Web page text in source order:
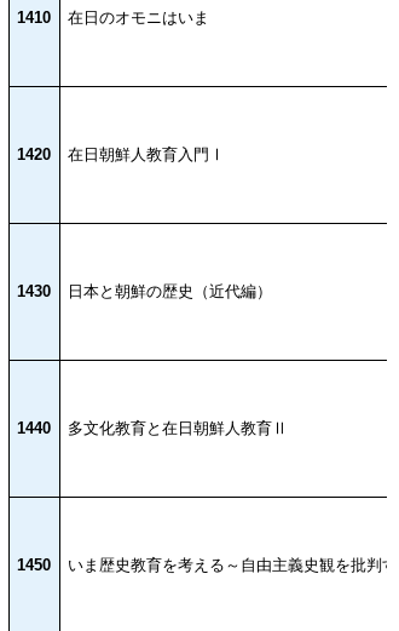
1410 在日のオモニはいま
1420 在日朝鮮人教育入門Ⅰ
1430 日本と朝鮮の歴史（近代編）
1440 多文化教育と在日朝鮮人教育Ⅱ
1450 いま歴史教育を考える～自由主義史観を批判す